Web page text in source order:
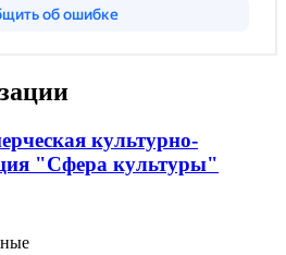
культурно-
"Сфера культуры"